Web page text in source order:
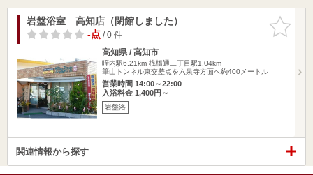
お気に入
りに追加
岩盤浴室 高知店（閉館しました）
-点/ 0 件
高知県 / 高知市
咥内駅6.21km 桟橋通二丁目駅1.04km
筆山トンネル東交差点を六泉寺方面へ約400メートル
営業時間 14:00～22:00
入浴料金 1,400円～
岩盤浴
関連情報から探す